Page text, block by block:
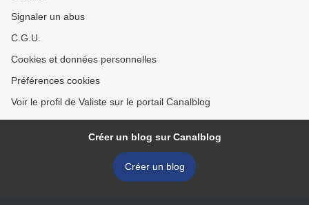
Signaler un abus
C.G.U.
Cookies et données personnelles
Préférences cookies
Voir le profil de Valiste sur le portail Canalblog
Créer un blog sur Canalblog
Créer un blog